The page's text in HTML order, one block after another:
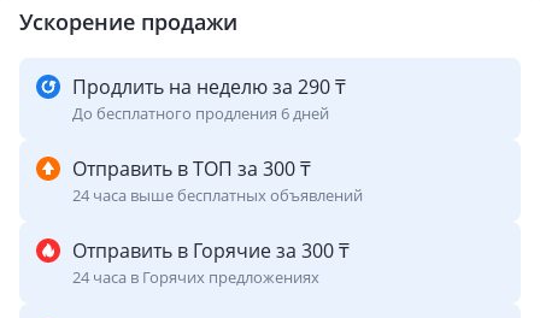
Фитнес-зал
Настольные игры
Детская игровая площадка
Теннисный/баскетбольный корт
Резервный генератор
Охрана и видеонаблюдение
Ускорение продажи
Продлить на неделю за 290 ₸
До бесплатного продления 6 дней
Отправить в ТОП за 300 ₸
24 часа выше бесплатных объявлений
Отправить в Горячие за 300 ₸
24 часа в Горячих предложениях